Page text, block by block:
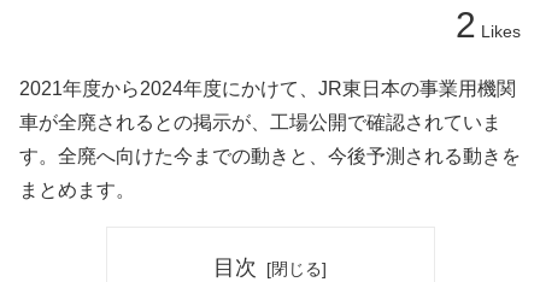
2 Likes
2021年度から2024年度にかけて、JR東日本の事業用機関
車が全廃されるとの掲示が、工場公開で確認されていま
す。全廃へ向けた今までの動きと、今後予測される動きを
まとめます。
目次